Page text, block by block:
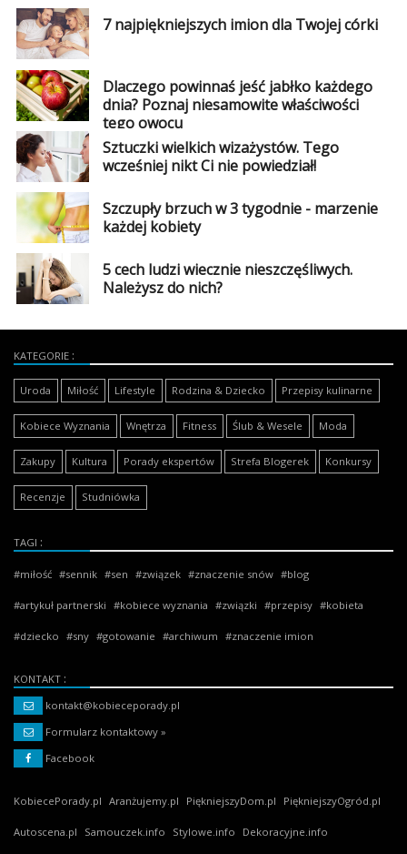
7 najpiękniejszych imion dla Twojej córki
Dlaczego powinnaś jeść jabłko każdego
dnia? Poznaj niesamowite właściwości
tego owocu
Sztuczki wielkich wizażystów. Tego
wcześniej nikt Ci nie powiedział!
Szczupły brzuch w 3 tygodnie - marzenie
każdej kobiety
5 cech ludzi wiecznie nieszczęśliwych.
Należysz do nich?
KATEGORIE
Uroda Miłość Lifestyle Rodzina & Dziecko Przepisy kulinarne
Kobiece Wyznania Wnętrza Fitness Ślub & Wesele Moda
Zakupy Kultura Porady ekspertów Strefa Blogerek Konkursy
Recenzje Studniówka
TAGI
miłość sennik sen związek znaczenie snów blog
artykuł partnerski kobiece wyznania związki przepisy kobieta
dziecko sny gotowanie archiwum znaczenie imion
KONTAKT
kontakt@kobieceporady.pl
Formularz kontaktowy »
Facebook
KobiecePorady.pl Aranżujemy.pl PiękniejszyDom.pl PiękniejszyOgród.pl
Autoscena.pl Samouczek.info Stylowe.info Dekoracyjne.info